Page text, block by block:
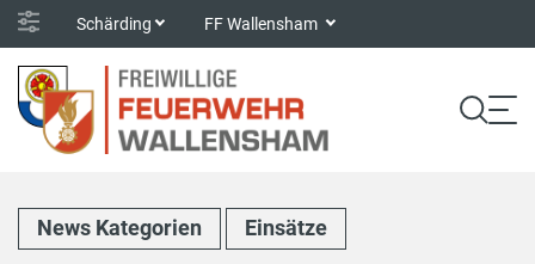
Schärding FF Wallensham
News Kategorien Einsätze